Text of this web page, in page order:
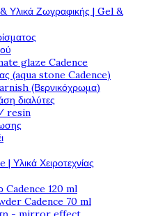
Υλικά Ζωγραφικής | Gel &
glaze Cadence
(aqua stone Cadence)
(Βερνικόχρωμα)
διαλύτες
/ resin
Υλικά Χειροτεχνίας
Cadence 120 ml
Cadence 70 ml